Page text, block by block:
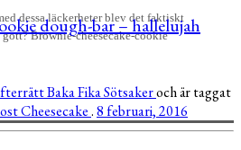
dessa läckerheter blev det faktiskt
Brownie-cheesecake-cookie
dough-bar – hallelujah
BakaFikaSötsakeroch är taggat
Cheesecake.8 februari, 2016